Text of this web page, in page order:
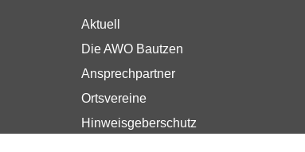
Aktuell
Die AWO Bautzen
Ansprechpartner
Ortsvereine
Hinweisgeberschutz